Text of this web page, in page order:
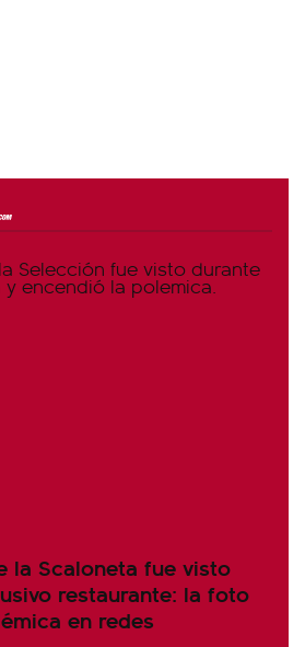
la Scaloneta fue visto
restaurante: la foto
en redes